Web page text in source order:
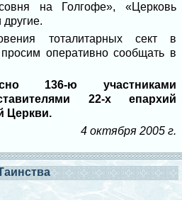
на Голгофе», «Церковь
тоталитарных сект в
оперативно сообщать в
136-ю участниками
22-х епархий
Церкви.
4 октября 2005 г.